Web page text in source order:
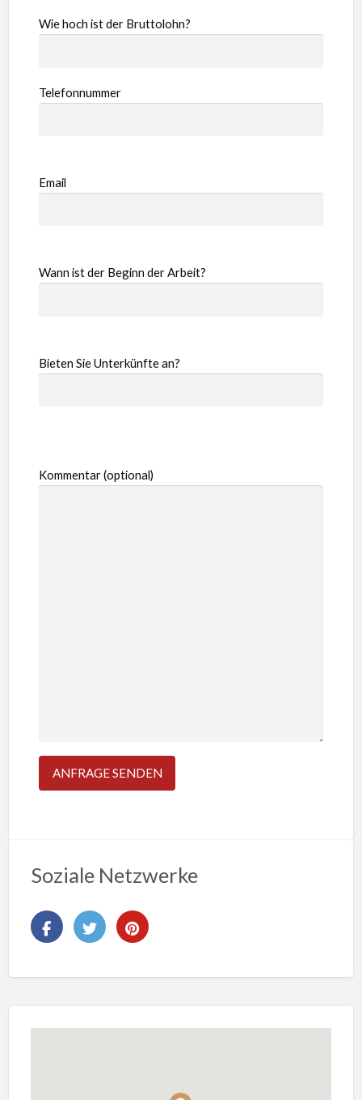
Wie hoch ist der Bruttolohn?
Telefonnummer
Email
Wann ist der Beginn der Arbeit?
Bieten Sie Unterkünfte an?
Kommentar (optional)
Soziale Netzwerke